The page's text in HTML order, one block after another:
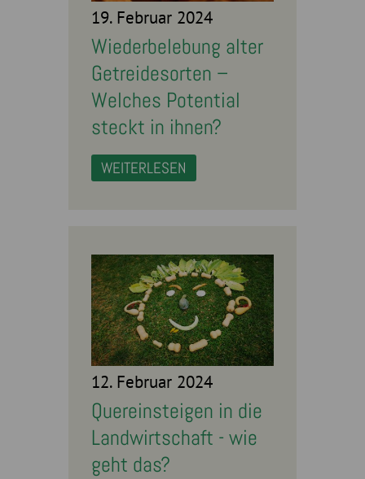
19. Februar 2024
Wiederbelebung alter
Getreidesorten –
Welches Potential
steckt in ihnen?
WEITERLESEN
12. Februar 2024
Quereinsteigen in die
Landwirtschaft - wie
geht das?